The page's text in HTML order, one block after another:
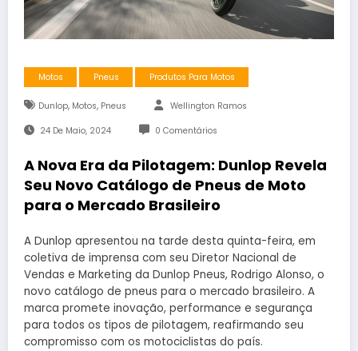
Motos Pneus Produtos Para Motos
Dunlop, Motos, Pneus Wellington Ramos
24 De Maio, 2024 0 Comentários
A Nova Era da Pilotagem: Dunlop Revela
Seu Novo Catálogo de Pneus de Moto
para o Mercado Brasileiro
A Dunlop apresentou na tarde desta quinta-feira, em
coletiva de imprensa com seu Diretor Nacional de
Vendas e Marketing da Dunlop Pneus, Rodrigo Alonso, o
novo catálogo de pneus para o mercado brasileiro. A
marca promete inovação, performance e segurança
para todos os tipos de pilotagem, reafirmando seu
compromisso com os motociclistas do país.